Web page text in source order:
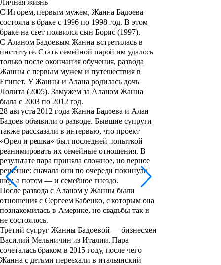
Личная жизнь
С Игорем, первым мужем, Жанна Бадоева
состояла в браке с 1996 по 1998 год. В этом
браке на свет появился сын Борис (1997).
С Аланом Бадоевым Жанна встретилась в
институте. Стать семейной парой им удалось
только после окончания обучения, развода
Жанны с первым мужем и путешествия в
Египет. У Жанны и Алана родилась дочь
Лолита (2005). Замужем за Аланом Жанна
была с 2003 по 2012 год.
28 августа 2012 года Жанна Бадоева и Алан
Бадоев объявили о разводе. Бывшие супруги
также рассказали в интервью, что проект
«Орел и решка» был последней попыткой
реанимировать их семейные отношения. В
результате пара приняла сложное, но верное
решение: сначала они по очереди покинули
шоу, а потом — и семейное гнездо.
После развода с Аланом у Жанны были
отношения с Сергеем Бабенко, с которым она
познакомилась в Америке, но свадьбы так и
не состоялось.
Третий супруг Жанны Бадоевой — бизнесмен
Василий Мельничин из Италии. Пара
сочеталась браком в 2015 году, после чего
Жанна с детьми переехали в итальянский